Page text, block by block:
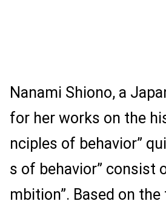
Nanami Shiono, a
for her works on the
nciples of behavior”
s of behavior” consist
mbition”. Based on